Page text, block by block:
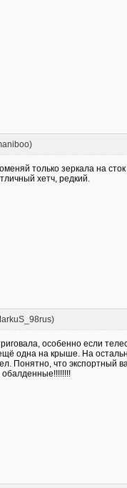
только зеркала на сток
хетч, редкий.
особенно если
одна на крыше. На
Понятно, что экспортный